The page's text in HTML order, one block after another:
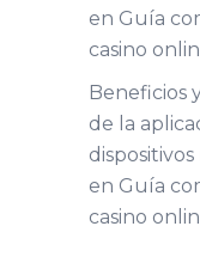
en Guía
casino
Beneficios
de la
dispositivos
en Guía
casino